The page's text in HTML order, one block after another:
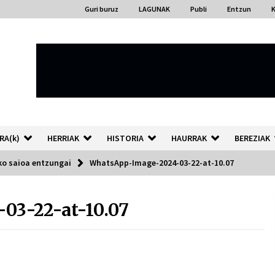
Guri buruz LAGUNAK Publi Entzun
HERRIAK HISTORIA HAURRAK BEREZIAK
“Hiztegi bat” Gorka Urbizuk
idatzitako letren hiztegia
saioa entzungai WhatsApp-Image-2024-03-22-at-10.07
22-at-10.07